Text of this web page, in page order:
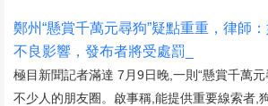
鄭州“懸賞千萬元尋狗”疑點重重，律師
不良影響，發布者將受處罰_
極目新聞記者滿達 7月9日晚,一則“懸賞千萬元
不少人的朋友圈。啟事稱,能提供重要線索者,